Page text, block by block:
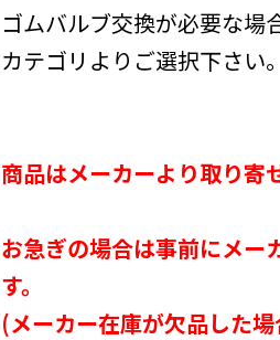
ゴムバルブ交換が必要な場
カテゴリよりご選択下さい。
商品はメーカーより取り寄
お急ぎの場合は事前にメー
す。
(メーカー在庫が欠品した